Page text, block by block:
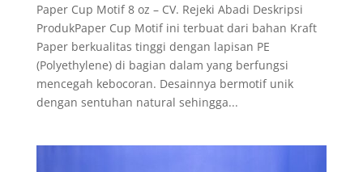
Paper Cup Motif 8 oz – CV. Rejeki Abadi Deskripsi
ProdukPaper Cup Motif ini terbuat dari bahan Kraft
Paper berkualitas tinggi dengan lapisan PE
(Polyethylene) di bagian dalam yang berfungsi
mencegah kebocoran. Desainnya bermotif unik
dengan sentuhan natural sehingga...